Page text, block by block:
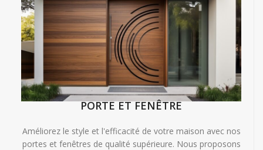
PORTE ET FENÊTRE
Améliorez le style et l'efficacité de votre maison avec nos
portes et fenêtres de qualité supérieure. Nous proposons